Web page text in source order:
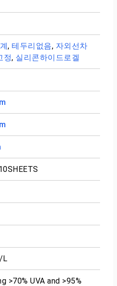
, 테두리없음, 자외선차
정, 실리콘하이드로겔
L
>70% UVA and >95%